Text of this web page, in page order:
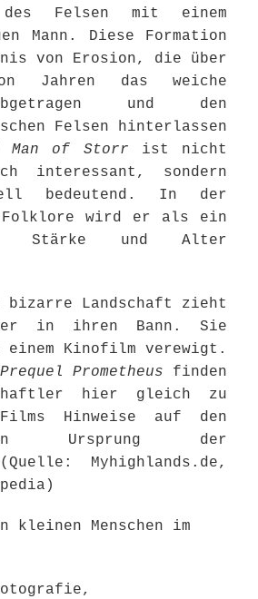
Felsen mit einem
Mann. Diese Formation
von Erosion, die über
Jahren das weiche
und den
Felsen hinterlassen
Man of Storr ist nicht
interessant, sondern
bedeutend. In der
Folklore wird er als ein
Stärke und Alter
bizarre Landschaft zieht
in ihren Bann. Sie
einem Kinofilm verewigt.
Prometheus finden
hier gleich zu
Hinweise auf den
Ursprung der
Myhighlands.de,
kleinen Menschen im